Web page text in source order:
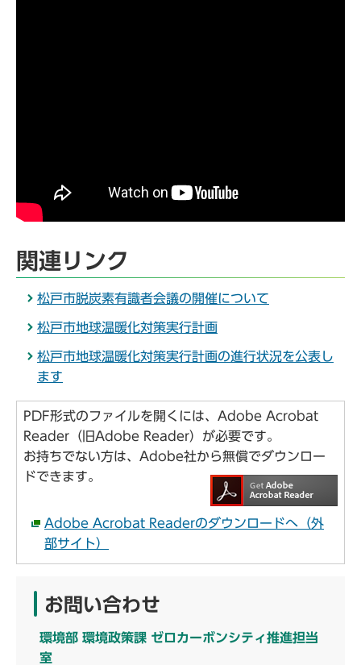
関連リンク
松戸市脱炭素有識者会議の開催について
松戸市地球温暖化対策実行計画
松戸市地球温暖化対策実行計画の進行状況を公表し
ます
PDF形式のファイルを開くには、Adobe Acrobat
Reader（旧Adobe Reader）が必要です。
お持ちでない方は、Adobe社から無償でダウンロー
ドできます。
Adobe Acrobat Readerのダウンロードへ（外
部サイト）
お問い合わせ
環境部 環境政策課 ゼロカーボンシティ推進担当
室